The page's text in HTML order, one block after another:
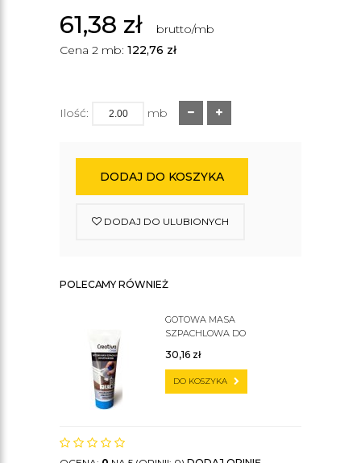
61,38 zł
brutto/mb
Cena 2 mb: 122,76 zł
Ilość: mb
DODAJ DO KOSZYKA
DODAJ DO ULUBIONYCH
POLECAMY RÓWNIEŻ
GOTOWA MASA
SZPACHLOWA DO
30,16 zł
DO KOSZYKA